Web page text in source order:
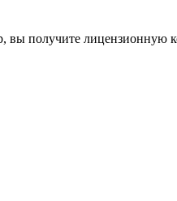
получите лицензионную